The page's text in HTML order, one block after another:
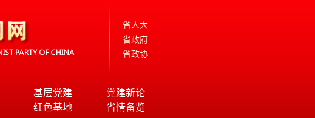
省人大
省政府
省政协
基层党建
党建新论
红色基地 省情备览